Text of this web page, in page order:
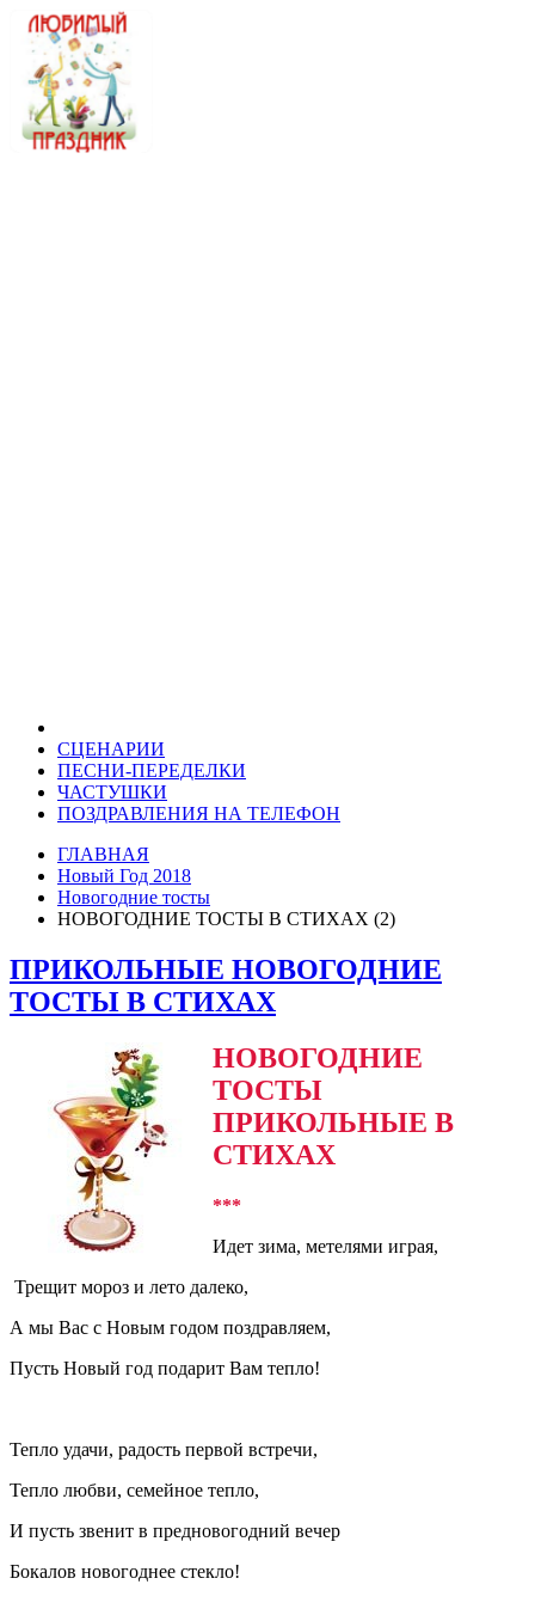
СЦЕНАРИИ
ПЕСНИ-ПЕРЕДЕЛКИ
ЧАСТУШКИ
ПОЗДРАВЛЕНИЯ НА ТЕЛЕФОН
ГЛАВНАЯ
Новый Год 2018
Новогодние тосты
НОВОГОДНИЕ ТОСТЫ В СТИХАХ (2)
ПРИКОЛЬНЫЕ НОВОГОДНИЕ
ТОСТЫ В СТИХАХ
НОВОГОДНИЕ
ТОСТЫ
ПРИКОЛЬНЫЕ В
СТИХАХ
***
Идет зима, метелями играя,
Трещит мороз и лето далеко,
А мы Вас с Новым годом поздравляем,
Пусть Новый год подарит Вам тепло!
Тепло удачи, радость первой встречи,
Тепло любви, семейное тепло,
И пусть звенит в предновогодний вечер
Бокалов новогоднее стекло!